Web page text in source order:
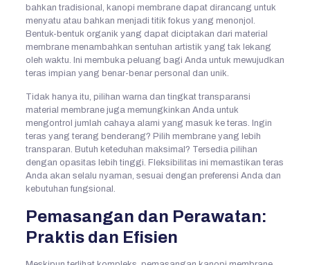
bahkan tradisional, kanopi membrane dapat dirancang untuk
menyatu atau bahkan menjadi titik fokus yang menonjol.
Bentuk-bentuk organik yang dapat diciptakan dari material
membrane menambahkan sentuhan artistik yang tak lekang
oleh waktu. Ini membuka peluang bagi Anda untuk mewujudkan
teras impian yang benar-benar personal dan unik.
Tidak hanya itu, pilihan warna dan tingkat transparansi
material membrane juga memungkinkan Anda untuk
mengontrol jumlah cahaya alami yang masuk ke teras. Ingin
teras yang terang benderang? Pilih membrane yang lebih
transparan. Butuh keteduhan maksimal? Tersedia pilihan
dengan opasitas lebih tinggi. Fleksibilitas ini memastikan teras
Anda akan selalu nyaman, sesuai dengan preferensi Anda dan
kebutuhan fungsional.
Pemasangan dan Perawatan:
Praktis dan Efisien